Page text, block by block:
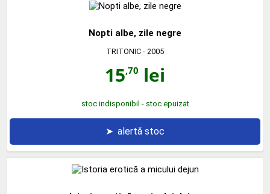
Nopti albe, zile negre
TRITONIC - 2005
15,70 lei
stoc indisponibil - stoc epuizat
➤ alertă stoc